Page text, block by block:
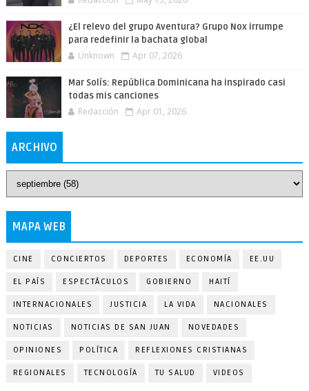
¿El relevo del grupo Aventura? Grupo Nox irrumpe
para redefinir la bachata global
Unknown Apr 07, 2026
Mar Solís: República Dominicana ha inspirado casi
todas mis canciones
Redacción Apr 01, 2026
ARCHIVO
MAPA WEB
CINE CONCIERTOS DEPORTES ECONOMÍA EE.UU
EL PAÍS ESPECTÁCULOS GOBIERNO HAITÍ
INTERNACIONALES JUSTICIA LA VIDA NACIONALES
NOTICIAS NOTICIAS DE SAN JUAN NOVEDADES
OPINIONES POLÍTICA REFLEXIONES CRISTIANAS
REGIONALES TECNOLOGÍA TU SALUD VIDEOS